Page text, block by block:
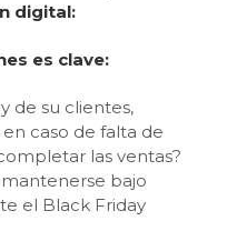
digital:
es clave:
de su clientes,
en caso de falta de
las ventas?
bajo
el Black Friday